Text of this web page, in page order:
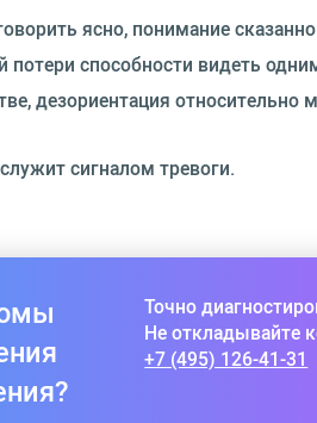
ясно, понимание
способности видеть
дезориентация
сигналом тревоги.
Точно
Не откладывайте
+7 (495) 126-41-31